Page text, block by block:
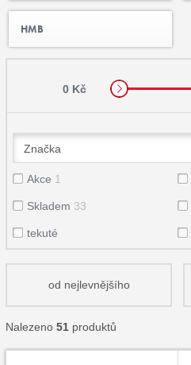
HMB
0 Kč
Akce 1
Skladem 33
tekuté
od nejlevnějšího
Nalezeno 51 produktů